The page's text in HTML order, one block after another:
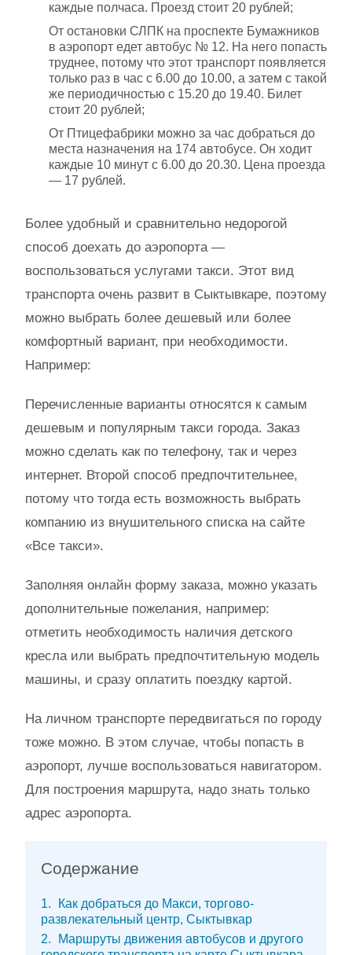
каждые полчаса. Проезд стоит 20 рублей;
От остановки СЛПК на проспекте Бумажников
в аэропорт едет автобус № 12. На него попасть
труднее, потому что этот транспорт появляется
только раз в час с 6.00 до 10.00, а затем с такой
же периодичностью с 15.20 до 19.40. Билет
стоит 20 рублей;
От Птицефабрики можно за час добраться до
места назначения на 174 автобусе. Он ходит
каждые 10 минут с 6.00 до 20.30. Цена проезда
— 17 рублей.
Более удобный и сравнительно недорогой
способ доехать до аэропорта —
воспользоваться услугами такси. Этот вид
транспорта очень развит в Сыктывкаре, поэтому
можно выбрать более дешевый или более
комфортный вариант, при необходимости.
Например:
Перечисленные варианты относятся к самым
дешевым и популярным такси города. Заказ
можно сделать как по телефону, так и через
интернет. Второй способ предпочтительнее,
потому что тогда есть возможность выбрать
компанию из внушительного списка на сайте
«Все такси».
Заполняя онлайн форму заказа, можно указать
дополнительные пожелания, например:
отметить необходимость наличия детского
кресла или выбрать предпочтительную модель
машины, и сразу оплатить поездку картой.
На личном транспорте передвигаться по городу
тоже можно. В этом случае, чтобы попасть в
аэропорт, лучше воспользоваться навигатором.
Для построения маршрута, надо знать только
адрес аэропорта.
Содержание
1
Как добраться до Макси, торгово-
развлекательный центр, Сыктывкар
2
Маршруты движения автобусов и другого